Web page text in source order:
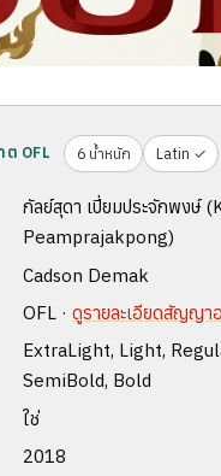
OFL 6 น้ำหนัก Latin ✓
กัลย์สุดา เปี่ยมประจักพงษ์
Peamprajakpong)
Cadson Demak
OFL ·ดูรายละเอียดสัญญา
ExtraLight, Light,
SemiBold, Bold
ใช่
2018